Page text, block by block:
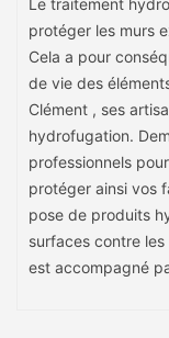
Le traitement
protéger les murs
Cela a pour
de vie des
Clément , ses
hydrofugation.
professionnels
protéger ainsi vos
pose de produits
surfaces contre
est accompagné